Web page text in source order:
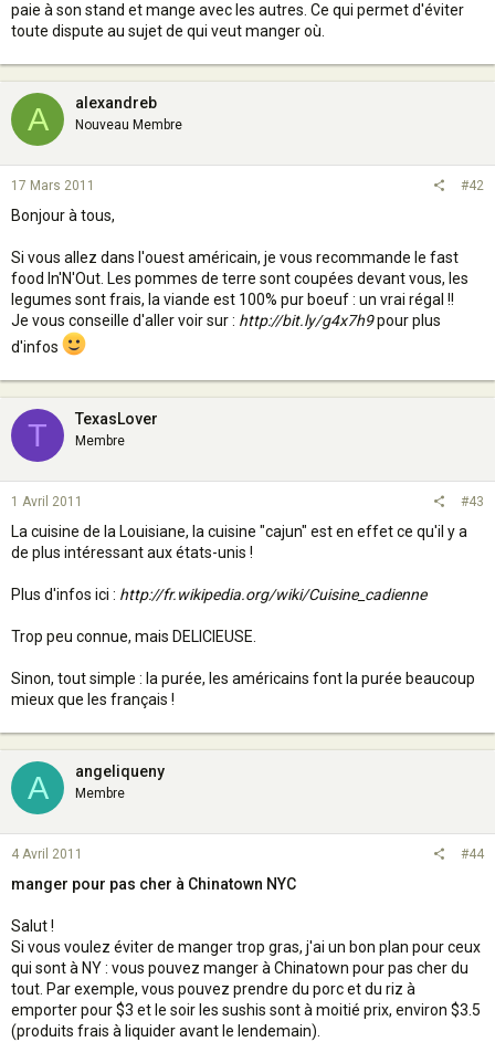
paie à son stand et mange avec les autres. Ce qui permet d'éviter
toute dispute au sujet de qui veut manger où.
A alexandreb
Nouveau Membre
17 Mars 2011 #42
Bonjour à tous,
Si vous allez dans l'ouest américain, je vous recommande le fast
food In'N'Out. Les pommes de terre sont coupées devant vous, les
legumes sont frais, la viande est 100% pur boeuf : un vrai régal !!
Je vous conseille d'aller voir sur : http://bit.ly/g4x7h9pour plus
d'infos
T TexasLover
Membre
1 Avril 2011 #43
La cuisine de la Louisiane, la cuisine "cajun" est en effet ce qu'il y a
de plus intéressant aux états-unis !
Plus d'infos ici : http://fr.wikipedia.org/wiki/Cuisine_cadienne
Trop peu connue, mais DELICIEUSE.
Sinon, tout simple : la purée, les américains font la purée beaucoup
mieux que les français !
A angeliqueny
Membre
4 Avril 2011 #44
manger pour pas cher à Chinatown NYC
Salut !
Si vous voulez éviter de manger trop gras, j'ai un bon plan pour ceux
qui sont à NY : vous pouvez manger à Chinatown pour pas cher du
tout. Par exemple, vous pouvez prendre du porc et du riz à
emporter pour $3 et le soir les sushis sont à moitié prix, environ $3.5
(produits frais à liquider avant le lendemain).